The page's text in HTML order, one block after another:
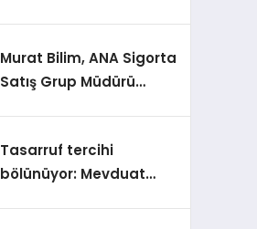
Murat Bilim, ANA Sigorta
Satış Grup Müdürü
Tasarruf tercihi
bölünüyor: Mevduat